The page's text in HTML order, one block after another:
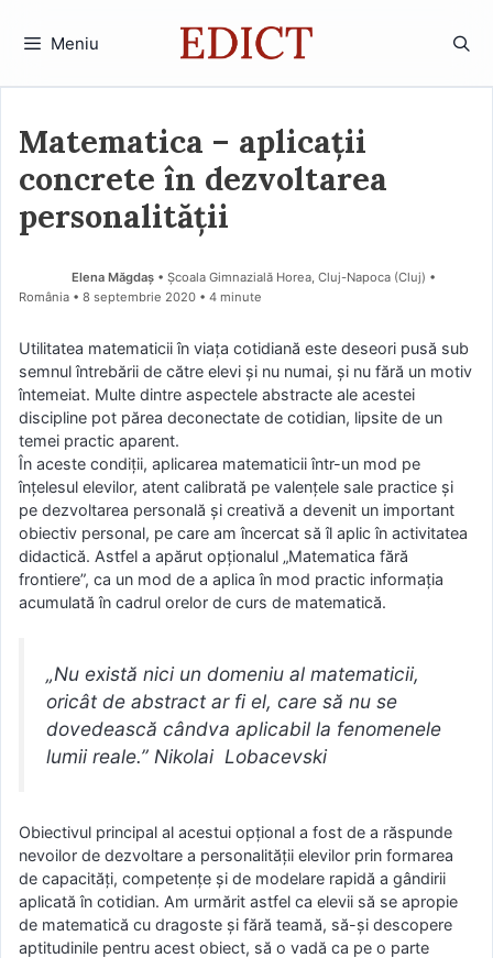
Meniu
Matematica – aplicații
concrete în dezvoltarea
personalității
Elena Măgdaș • Școala Gimnazială Horea, Cluj-Napoca (Cluj) •
România
8 septembrie 2020 • 4 minute
Utilitatea matematicii în viața cotidiană este deseori pusă sub
semnul întrebării de către elevi și nu numai, și nu fără un motiv
întemeiat. Multe dintre aspectele abstracte ale acestei
discipline pot părea deconectate de cotidian, lipsite de un
temei practic aparent.
În aceste condiții, aplicarea matematicii într-un mod pe
înțelesul elevilor, atent calibrată pe valențele sale practice și
pe dezvoltarea personală și creativă a devenit un important
obiectiv personal, pe care am încercat să îl aplic în activitatea
didactică. Astfel a apărut opționalul „Matematica fără
frontiere”, ca un mod de a aplica în mod practic informația
acumulată în cadrul orelor de curs de matematică.
„Nu există nici un domeniu al matematicii,
oricât de abstract ar fi el, care să nu se
dovedească cândva aplicabil la fenomenele
lumii reale.” Nikolai Lobacevski
Obiectivul principal al acestui opțional a fost de a răspunde
nevoilor de dezvoltare a personalităţii elevilor prin formarea
de capacităţi, competenţe şi de modelare rapidă a gândirii
aplicată în cotidian. Am urmărit astfel ca elevii să se apropie
de matematică cu dragoste şi fără teamă, să-şi descopere
aptitudinile pentru acest obiect, să o vadă ca pe o parte